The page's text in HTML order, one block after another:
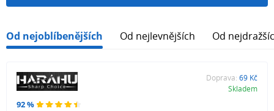
Od nejoblíbenějších Od nejlevnějších Od
92 %
Doprava: 69 Kč
Skladem